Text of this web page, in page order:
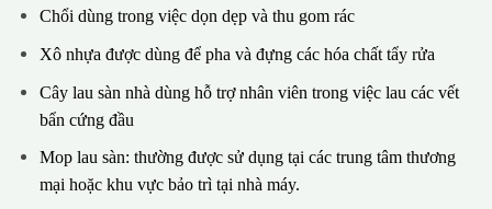
Chổi dùng trong việc dọn dẹp và thu gom rác
Xô nhựa được dùng để pha và đựng các hóa chất tẩy rửa
Cây lau sàn nhà dùng hỗ trợ nhân viên trong việc lau các vết
bẩn cứng đầu
Mop lau sàn: thường được sử dụng tại các trung tâm thương
mại hoặc khu vực bảo trì tại nhà máy.